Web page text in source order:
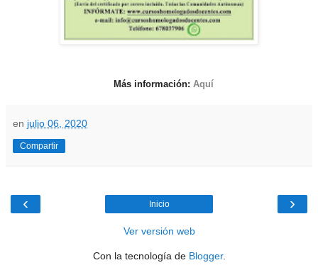
Más información: Aquí
en julio 06, 2020
Compartir
‹ ›
Inicio
Ver versión web
Con la tecnología de Blogger.